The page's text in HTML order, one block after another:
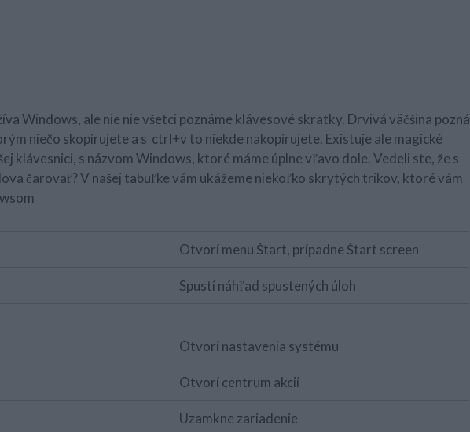
Windows, ale nie nie všetci poznáme klávesové skratky. Drvivá väčšina pozná
niečo skopírujete a s ctrl+v to niekde nakopírujete. Existuje ale magické
klávesnici, s názvom Windows, ktoré máme úplne vľavo dole. Vedeli ste, že s
čarovať? V našej tabuľke vám ukážeme niekoľko skrytých trikov, ktoré vám
Otvorí menu Štart, prípadne Štart screen
Spustí náhľad spustených úloh
Otvorí nastavenia systému
Otvorí centrum akcií
Uzamkne zariadenie